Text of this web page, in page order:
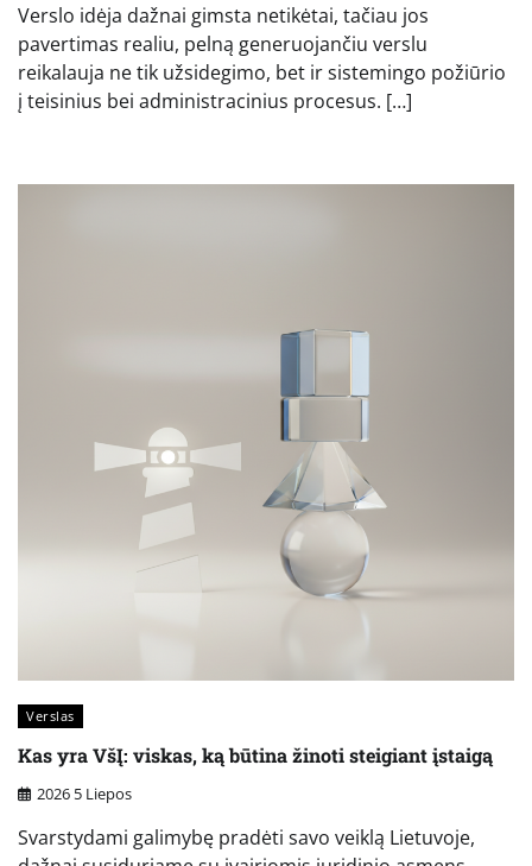
Verslo idėja dažnai gimsta netikėtai, tačiau jos
pavertimas realiu, pelną generuojančiu verslu
reikalauja ne tik užsidegimo, bet ir sistemingo požiūrio
į teisinius bei administracinius procesus. […]
Verslas
Kas yra VšĮ: viskas, ką būtina žinoti steigiant įstaigą
2026 5 Liepos
Svarstydami galimybę pradėti savo veiklą Lietuvoje,